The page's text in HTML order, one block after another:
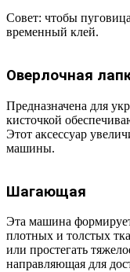
Совет: чтобы
временный клей.
Оверлочная
Предназначена для
кисточкой
Этот аксессуар
машины.
Шагающая
Эта машина
плотных и толстых
или простегать
направляющая для